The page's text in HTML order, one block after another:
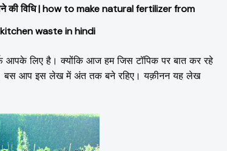
की विधि | how to make natural fertilizer from
waste in hindi
आपके लिए है। क्योंकि आज हम जिस टॉपिक पर बात कर रहे
है। बस आप इस लेख में अंत तक बने रहिए। यक़ीनन यह लेख